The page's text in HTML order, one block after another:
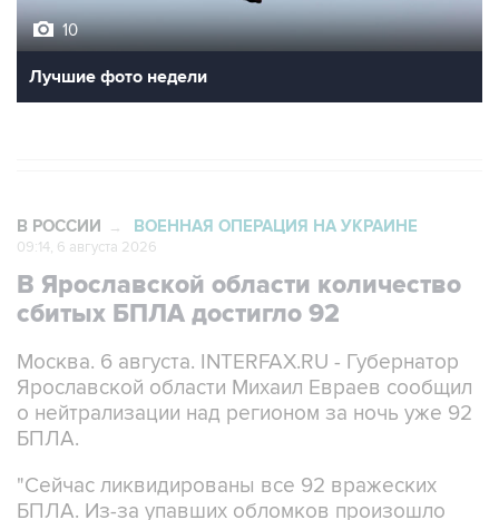
10
Лучшие фото недели
В РОССИИ → ВОЕННАЯ ОПЕРАЦИЯ НА УКРАИНЕ
09:14, 6 августа 2026
В Ярославской области количество
сбитых БПЛА достигло 92
Москва. 6 августа. INTERFAX.RU - Губернатор
Ярославской области Михаил Евраев сообщил
о нейтрализации над регионом за ночь уже 92
БПЛА.
"Сейчас ликвидированы все 92 вражеских
БПЛА. Из-за упавших обломков произошло